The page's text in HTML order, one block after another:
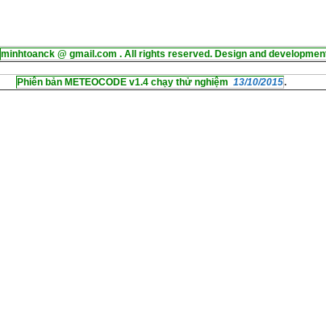
minhtoanck @ gmail.com . All rights reserved. Design and
Phiên bản METEOCODE v1.4 chạy thử nghiệm 13/10/2015.